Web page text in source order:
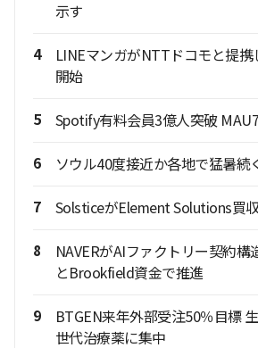
示す
4
LINEマンガがNTTドコモと提
開始
5 Spotify有料会員3億人突破
6 ソウル40度接近か各地で猛暑続
7 SolsticeがElement Solutions買
8
NAVERがAIファクトリー契約構
とBrookfield資金で推進
9
BTGEN来年外部受注50％目標
世代治療薬に集中